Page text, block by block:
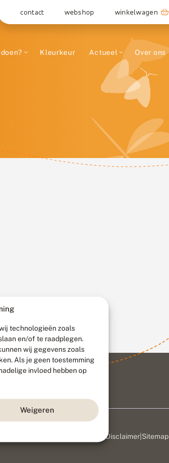
technologieën zoals
en/of te raadplegen.
wij gegevens zoals
Als je geen toestemming
invloed hebben op
Weigeren
contact webshop winkelwagen
Kleurkeur Actueel Over ons
door Disclaimer Sitemap